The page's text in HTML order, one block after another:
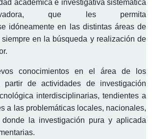
académica e investigativa sistemática
que les permita
idóneamente en las distintas áreas de
en la búsqueda y realización de
conocimientos en el área de los
partir de actividades de investigación
interdisciplinarias, tendientes a
a las problemáticas locales, nacionales,
la investigación pura y aplicada